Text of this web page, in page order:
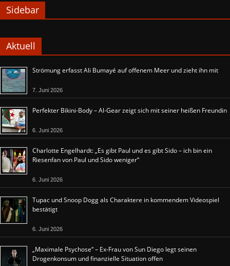
Sidebar
Aktuell
Strömung erfasst Ali Bumayé auf offenem Meer und zieht ihn mit
7. Juni 2026
Perfekter Bikini-Body – Al-Gear zeigt sich mit seiner heißen Freundin
6. Juni 2026
Charlotte Engelhardt: „Es gibt Paul und es gibt Sido – ich bin ein
Riesenfan von Paul und Sido weniger“
6. Juni 2026
Tupac und Snoop Dogg als Charaktere in kommendem Videospiel
bestätigt
6. Juni 2026
„Maximale Psychose“ – Ex-Frau von Sun Diego legt seinen
Drogenkonsum und finanzielle Situation offen